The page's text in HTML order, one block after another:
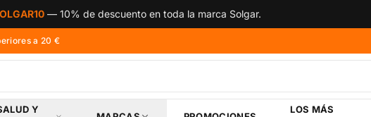
— 10% de descuento en toda la marca Solgar.
a 20 €
Y
LOS MÁS